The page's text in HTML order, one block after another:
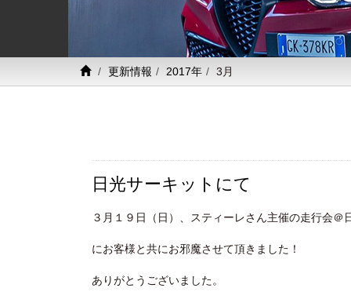
更新情報 2017年 3月
日光サーキットにて
３月１９日（日）、スティーレさん主催の走行会＠
にお客様と共にお邪魔させて頂きました！
ありがとうございました。